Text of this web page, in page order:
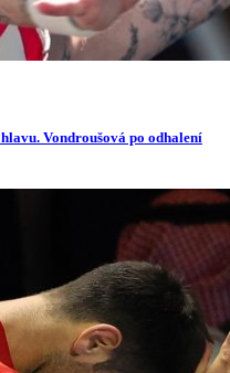
Vondroušová po odhalení